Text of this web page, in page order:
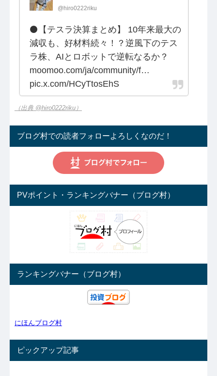
@hiro0222riku
⚫【テスラ決算まとめ】 10年来最大の
減収も、好材料続々！？逆風下のテス
ラ株、AIとロボットで逆転なるか？
moomoo.com/ja/community/f…
pic.x.com/HCyTtosEhS
（出典 @hiro0222riku）
ブログ村での読者フォローよろしくなのだ！
PVポイント・ランキングバナー（ブログ村）
ランキングバナー（ブログ村）
にほんブログ村
ピックアップ記事